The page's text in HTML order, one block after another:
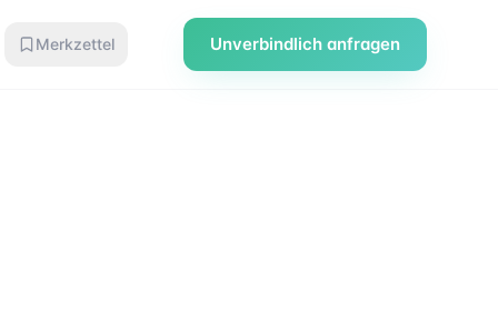
Merkzettel Unverbindlich anfragen